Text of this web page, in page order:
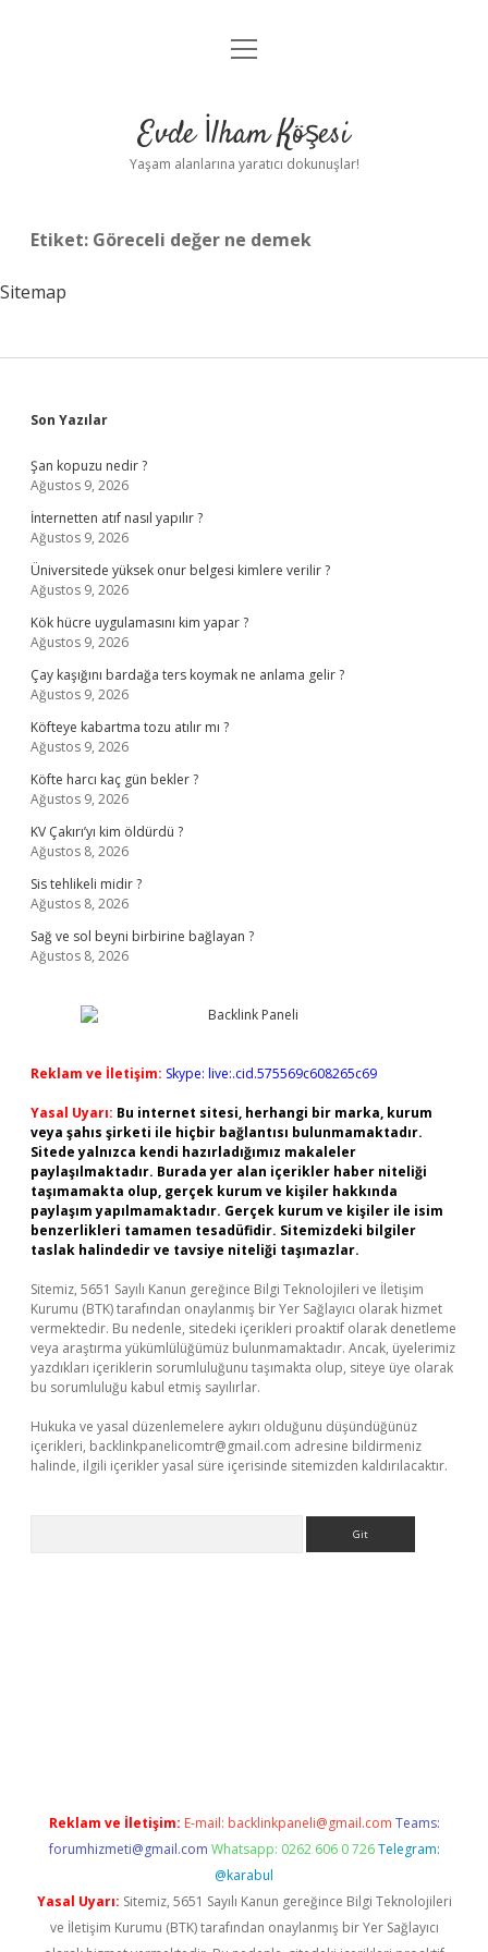
Anasayfa
Yasal Uyarı
menüyü
Evde İlham Köşesi
Yaşam alanlarına yaratıcı dokunuşlar!
Etiket: Göreceli değer ne demek
Sitemap
Sidebar
Son Yazılar
Şan kopuzu nedir ?
Ağustos 9, 2026
İnternetten atıf nasıl yapılır ?
Ağustos 9, 2026
Üniversitede yüksek onur belgesi kimlere verilir ?
Ağustos 9, 2026
Kök hücre uygulamasını kim yapar ?
Ağustos 9, 2026
Çay kaşığını bardağa ters koymak ne anlama gelir ?
Ağustos 9, 2026
Köfteye kabartma tozu atılır mı ?
Ağustos 9, 2026
Köfte harcı kaç gün bekler ?
Ağustos 9, 2026
KV Çakırı’yı kim öldürdü ?
Ağustos 8, 2026
Sis tehlikeli midir ?
Ağustos 8, 2026
Sağ ve sol beyni birbirine bağlayan ?
Ağustos 8, 2026
Reklam ve İletişim: Skype: live:.cid.575569c608265c69
Yasal Uyarı: Bu internet sitesi, herhangi bir marka, kurum
veya şahıs şirketi ile hiçbir bağlantısı bulunmamaktadır.
Sitede yalnızca kendi hazırladığımız makaleler
paylaşılmaktadır. Burada yer alan içerikler haber niteliği
taşımamakta olup, gerçek kurum ve kişiler hakkında
paylaşım yapılmamaktadır. Gerçek kurum ve kişiler ile isim
benzerlikleri tamamen tesadüfidir. Sitemizdeki bilgiler
taslak halindedir ve tavsiye niteliği taşımazlar.
Sitemiz, 5651 Sayılı Kanun gereğince Bilgi Teknolojileri ve İletişim
Kurumu (BTK) tarafından onaylanmış bir Yer Sağlayıcı olarak hizmet
vermektedir. Bu nedenle, sitedeki içerikleri proaktif olarak denetleme
veya araştırma yükümlülüğümüz bulunmamaktadır. Ancak, üyelerimiz
yazdıkları içeriklerin sorumluluğunu taşımakta olup, siteye üye olarak
bu sorumluluğu kabul etmiş sayılırlar.
Hukuka ve yasal düzenlemelere aykırı olduğunu düşündüğünüz
içerikleri, backlinkpanelicomtr@gmail.com adresine bildirmeniz
halinde, ilgili içerikler yasal süre içerisinde sitemizden kaldırılacaktır.
Reklam ve İletişim: E-mail: backlinkpaneli@gmail.com Teams:
forumhizmeti@gmail.com Whatsapp: 0262 606 0 726 Telegram:
@karabul
Yasal Uyarı: Sitemiz, 5651 Sayılı Kanun gereğince Bilgi Teknolojileri
ve İletişim Kurumu (BTK) tarafından onaylanmış bir Yer Sağlayıcı